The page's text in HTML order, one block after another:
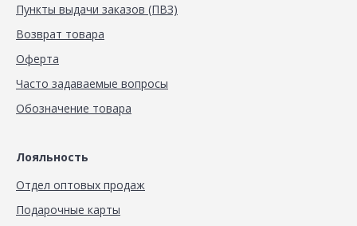
Пункты выдачи заказов (ПВЗ)
Возврат товара
Оферта
Часто задаваемые вопросы
Обозначение товара
Лояльность
Отдел оптовых продаж
Подарочные карты